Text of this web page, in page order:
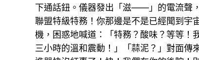
下通話鈕。儀器發出「滋——」的電流聲
聯盟特級特務！你那邊是不是已經聞到宇
機，困惑地喊道：「特務？酸味？等等！
三小時的溫和震動！」「蒜泥？」對面